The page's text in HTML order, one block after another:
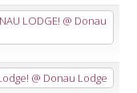
LODGE! @ Donau
@ Donau Lodge